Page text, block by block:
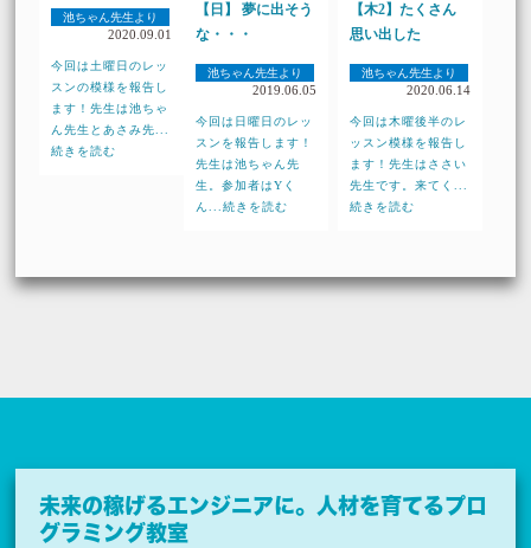
池ちゃん先生より
2020.09.01
今回は土曜日のレッ
スンの模様を報告し
ます！先生は池ちゃ
ん先生とあさみ先...
続きを読む
【日】 夢に出そう
な・・・
池ちゃん先生より
2019.06.05
今回は日曜日のレッ
スンを報告します！
先生は池ちゃん先
生。参加者はYく
ん...続きを読む
【木2】たくさん
思い出した
池ちゃん先生より
2020.06.14
今回は木曜後半のレ
ッスン模様を報告し
ます！先生はささい
先生です。来てく...
続きを読む
未来の稼げるエンジニアに。 人材を育てるプロ
グラミング教室